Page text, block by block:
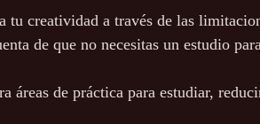
tu creatividad a través de las
de que no necesitas un estudio
áreas de práctica para estudiar,